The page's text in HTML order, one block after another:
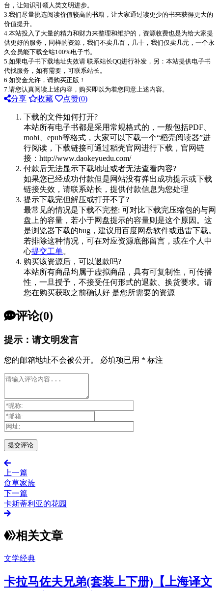
台，让知识引领人类文明进步。
3.我们尽量挑选阅读价值较高的书籍，让大家通过读更少的书来获得更大的
价值提升。
4.本站投入了大量的精力和财力来整理和维护的，资源收费也是为给大家提
供更好的服务，同样的资源，我们不卖几百，几十，我们仅卖几元，一个永
久会员能下载全站100%电子书。
5.如果电子书下载地址失效请 联系站长QQ进行补发，另：本站提供电子书
代找服务，如有需要，可联系站长。
6.如资金允许，请购买正版！
7.请您认真阅读上述内容，购买即以为着您同意上述内容。
分享 收藏 点赞(0)
下载的文件如何打开?
本站所有电子书都是采用常规格式的，一般包括PDF、
mobi、epub等格式，大家可以下载一个“稻壳阅读器”进
行阅读，下载链接可通过稻壳官网进行下载，官网链
接：http://www.daokeyuedu.com/
付款后无法显示下载地址或者无法查看内容?
如果您已经成功付款但是网站没有弹出成功提示或下载
链接失效，请联系站长，提供付款信息为您处理
提示下载完但解压或打开不了?
最常见的情况是下载不完整: 可对比下载完压缩包的与网
盘上的容量，若小于网盘提示的容量则是这个原因。这
是浏览器下载的bug，建议用百度网盘软件或迅雷下载。
若排除这种情况，可在对应资源底部留言，或在个人中
心提交工单。
购买该资源后，可以退款吗?
本站所有商品均属于虚拟商品，具有可复制性，可传播
性，一旦授予，不接受任何形式的退款、换货要求。请
您在购买获取之前确认好 是您所需要的资源
评论(0)
提示：请文明发言
您的邮箱地址不会被公开。 必填项已用 * 标注
上一篇
食草家族
下一篇
卡斯蒂利亚的花园
相关文章
文学经典
卡拉马佐夫兄弟(套装上下册)【上海译文